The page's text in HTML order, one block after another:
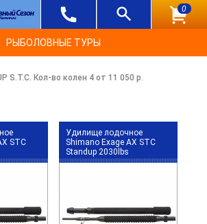
0
РЫБОЛОВНЫЕ ТУРЫ
S.T.C. Кол-во колен 4 от 11 050 р.
STC
Удилище лодочное
Shimano Exage AX STC
Standup 2030lbs